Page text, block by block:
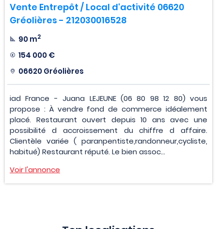
Vente Entrepôt / Local d'activité 06620
Gréolières - 212030016528
90 m2
154 000 €
06620 Gréolières
iad France - Juana LEJEUNE (06 80 98 12 80) vous
propose : À vendre fond de commerce idéalement
placé. Restaurant ouvert depuis 10 ans avec une
possibilité d accroissement du chiffre d affaire.
Clientèle variée ( paranpentiste,randonneur,cycliste,
habitué) Restaurant réputé. Le bien assoc...
Voir l'annonce